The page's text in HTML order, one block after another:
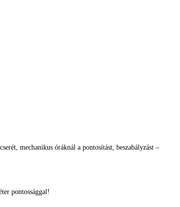
mechanikus óráknál a pontosítást, beszabályzást –
pontossággal!